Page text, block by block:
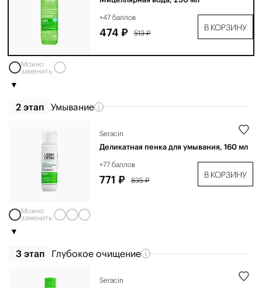
+47 баллов
474 ₽ 513 ₽
В КОРЗИНУ
Можно
заменить:
2 этап Умывание
Seracin
Деликатная пенка для умывания, 160 мл
+77 баллов
771 ₽ 835 ₽
В КОРЗИНУ
Можно
заменить:
3 этап Глубокое очищение
Seracin